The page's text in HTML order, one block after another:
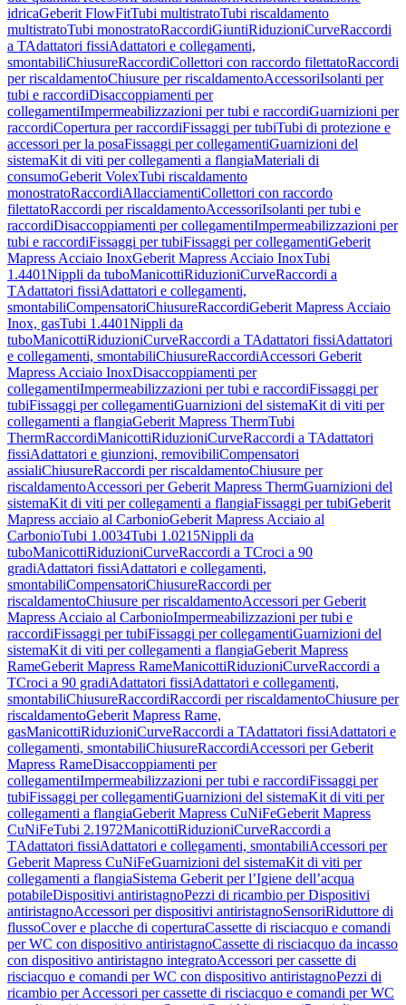
idricaGeberit FlowFitTubi multistratoTubi riscaldamento
multistratoTubi monostratoRaccordiGiuntiRiduzioniCurveRaccordi
a TAdattatori fissiAdattatori e collegamenti,
smontabiliChiusureRaccordiCollettori con raccordo filettatoRaccordi
per riscaldamentoChiusure per riscaldamentoAccessoriIsolanti per
tubi e raccordiDisaccoppiamenti per
collegamentiImpermeabilizzazioni per tubi e raccordiGuarnizioni per
raccordiCopertura per raccordiFissaggi per tubiTubi di protezione e
accessori per la posaFissaggi per collegamentiGuarnizioni del
sistemaKit di viti per collegamenti a flangiaMateriali di
consumoGeberit VolexTubi riscaldamento
monostratoRaccordiAllacciamentiCollettori con raccordo
filettatoRaccordi per riscaldamentoAccessoriIsolanti per tubi e
raccordiDisaccoppiamenti per collegamentiImpermeabilizzazioni per
tubi e raccordiFissaggi per tubiFissaggi per collegamentiGeberit
Mapress Acciaio InoxGeberit Mapress Acciaio InoxTubi
1.4401Nippli da tuboManicottiRiduzioniCurveRaccordi a
TAdattatori fissiAdattatori e collegamenti,
smontabiliCompensatoriChiusureRaccordiGeberit Mapress Acciaio
Inox, gasTubi 1.4401Nippli da
tuboManicottiRiduzioniCurveRaccordi a TAdattatori fissiAdattatori
e collegamenti, smontabiliChiusureRaccordiAccessori Geberit
Mapress Acciaio InoxDisaccoppiamenti per
collegamentiImpermeabilizzazioni per tubi e raccordiFissaggi per
tubiFissaggi per collegamentiGuarnizioni del sistemaKit di viti per
collegamenti a flangiaGeberit Mapress ThermTubi
ThermRaccordiManicottiRiduzioniCurveRaccordi a TAdattatori
fissiAdattatori e giunzioni, removibiliCompensatori
assialiChiusureRaccordi per riscaldamentoChiusure per
riscaldamentoAccessori per Geberit Mapress ThermGuarnizioni del
sistemaKit di viti per collegamenti a flangiaFissaggi per tubiGeberit
Mapress acciaio al CarbonioGeberit Mapress Acciaio al
CarbonioTubi 1.0034Tubi 1.0215Nippli da
tuboManicottiRiduzioniCurveRaccordi a TCroci a 90
gradiAdattatori fissiAdattatori e collegamenti,
smontabiliCompensatoriChiusureRaccordi per
riscaldamentoChiusure per riscaldamentoAccessori per Geberit
Mapress Acciaio al CarbonioImpermeabilizzazioni per tubi e
raccordiFissaggi per tubiFissaggi per collegamentiGuarnizioni del
sistemaKit di viti per collegamenti a flangiaGeberit Mapress
RameGeberit Mapress RameManicottiRiduzioniCurveRaccordi a
TCroci a 90 gradiAdattatori fissiAdattatori e collegamenti,
smontabiliChiusureRaccordiRaccordi per riscaldamentoChiusure per
riscaldamentoGeberit Mapress Rame,
gasManicottiRiduzioniCurveRaccordi a TAdattatori fissiAdattatori e
collegamenti, smontabiliChiusureRaccordiAccessori per Geberit
Mapress RameDisaccoppiamenti per
collegamentiImpermeabilizzazioni per tubi e raccordiFissaggi per
tubiFissaggi per collegamentiGuarnizioni del sistemaKit di viti per
collegamenti a flangiaGeberit Mapress CuNiFeGeberit Mapress
CuNiFeTubi 2.1972ManicottiRiduzioniCurveRaccordi a
TAdattatori fissiAdattatori e collegamenti, smontabiliAccessori per
Geberit Mapress CuNiFeGuarnizioni del sistemaKit di viti per
collegamenti a flangiaSistema Geberit per l’Igiene dell’acqua
potabileDispositivi antiristagnoPezzi di ricambio per Dispositivi
antiristagnoAccessori per dispositivi antiristagnoSensoriRiduttore di
flussoCover e placche di coperturaCassette di risciacquo e comandi
per WC con dispositivo antiristagnoCassette di risciacquo da incasso
con dispositivo antiristagno integratoAccessori per cassette di
risciacquo e comandi per WC con dispositivo antiristagnoPezzi di
ricambio per Accessori per cassette di risciacquo e comandi per WC